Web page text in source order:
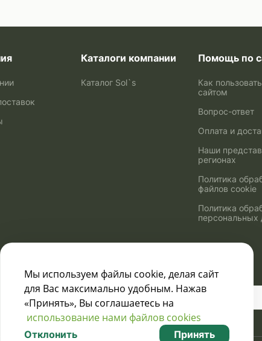
Каталоги компании
Каталог Sol`s
Помощь по
Как
сайтом
Вопрос-ответ
Оплата и
Наши
регионах
Политика
файлов cookie
Политика
персональных
Узнавайте о скидках
и акциях:
Мы используем файлы cookie, делая сайт
для Вас максимально удобным. Нажав
«Принять», Вы соглашаетесь на
использование нами файлов cookies
Отклонить Принять